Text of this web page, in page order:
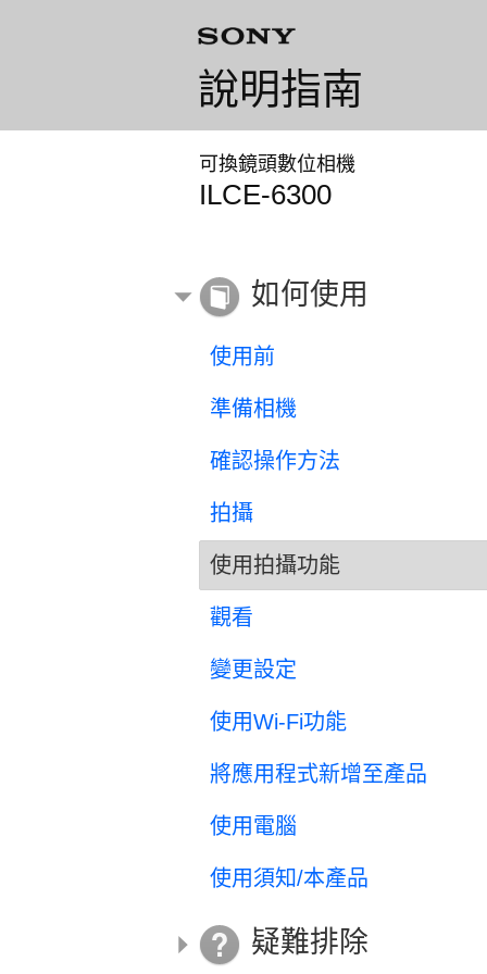
說明指南
可換鏡頭數位相機
ILCE-6300
如何使用
使用前
準備相機
確認操作方法
拍攝
使用拍攝功能
觀看
變更設定
使用Wi-Fi功能
將應用程式新增至產品
使用電腦
使用須知/本產品
疑難排除